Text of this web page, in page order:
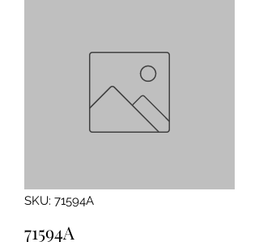
SKU: 71594A
71594A